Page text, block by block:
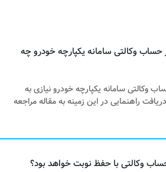
حساب وکالتی سامانه یکپارچه خودرو چه
وکالتی سامانه یکپارچه خودرو نیازی به
راهنمایی در این زمینه به مقاله مراجعه